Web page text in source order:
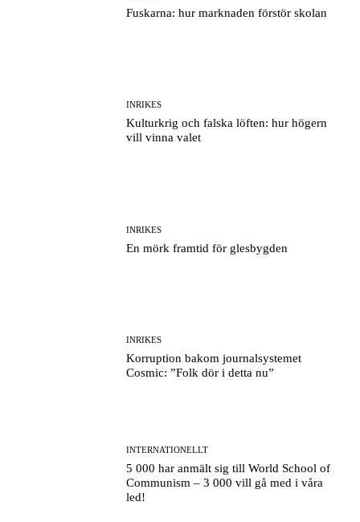
Fuskarna: hur marknaden förstör skolan
INRIKES
Kulturkrig och falska löften: hur högern
vill vinna valet
INRIKES
En mörk framtid för glesbygden
INRIKES
Korruption bakom journalsystemet
Cosmic: ”Folk dör i detta nu”
INTERNATIONELLT
5 000 har anmält sig till World School of
Communism – 3 000 vill gå med i våra
led!